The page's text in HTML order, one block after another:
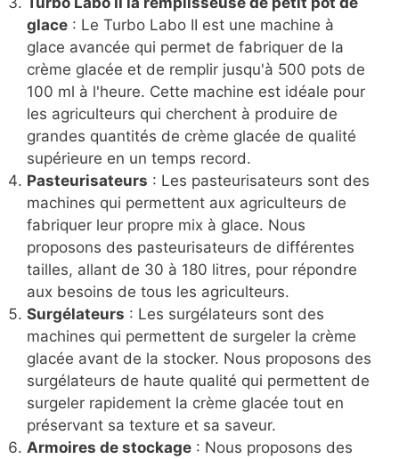
glace : Le Turbo Labo II est une machine à
glace avancée qui permet de fabriquer de la
crème glacée et de remplir jusqu'à 500 pots de
100 ml à l'heure. Cette machine est idéale pour
les agriculteurs qui cherchent à produire de
grandes quantités de crème glacée de qualité
supérieure en un temps record.
Pasteurisateurs : Les pasteurisateurs sont des
machines qui permettent aux agriculteurs de
fabriquer leur propre mix à glace. Nous
proposons des pasteurisateurs de différentes
tailles, allant de 30 à 180 litres, pour répondre
aux besoins de tous les agriculteurs.
Surgélateurs : Les surgélateurs sont des
machines qui permettent de surgeler la crème
glacée avant de la stocker. Nous proposons des
surgélateurs de haute qualité qui permettent de
surgeler rapidement la crème glacée tout en
préservant sa texture et sa saveur.
Armoires de stockage : Nous proposons des